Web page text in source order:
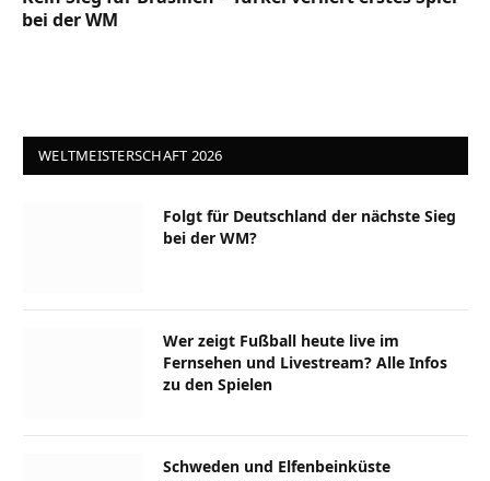
bei der WM
WELTMEISTERSCHAFT 2026
Folgt für Deutschland der nächste Sieg
bei der WM?
Wer zeigt Fußball heute live im
Fernsehen und Livestream? Alle Infos
zu den Spielen
Schweden und Elfenbeinküste